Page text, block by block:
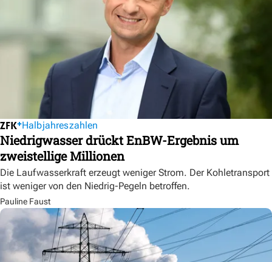
Halbjahreszahlen
Niedrigwasser drückt EnBW-Ergebnis um
zweistellige Millionen
Die Laufwasserkraft erzeugt weniger Strom. Der Kohletransport
ist weniger von den Niedrig-Pegeln betroffen.
Pauline Faust